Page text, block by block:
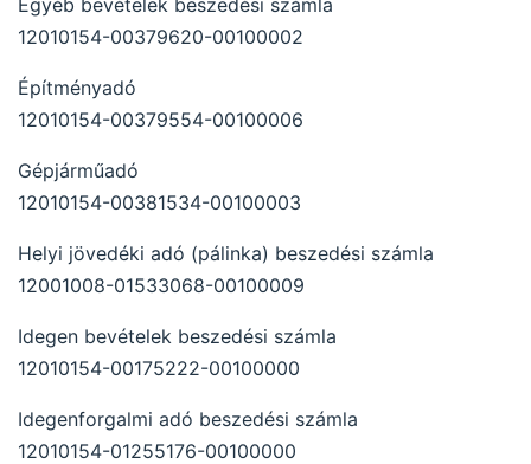
Egyéb bevételek beszedési számla
12010154-00379620-00100002
Építményadó
12010154-00379554-00100006
Gépjárműadó
12010154-00381534-00100003
Helyi jövedéki adó (pálinka) beszedési számla
12001008-01533068-00100009
Idegen bevételek beszedési számla
12010154-00175222-00100000
Idegenforgalmi adó beszedési számla
12010154-01255176-00100000